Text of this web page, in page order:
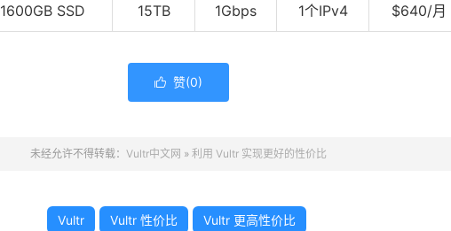
1600GB SSD 15TB 1Gbps 1个IPv4 $640/月
 赞(0)
未经允许不得转载： Vultr中文网 » 利用 Vultr 实现更好的性价比
Vultr Vultr 性价比 Vultr 更高性价比